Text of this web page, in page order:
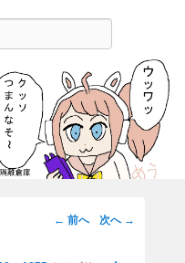
末隔離倉庫
消してくれたサイトです。
画
← 前へ 次へ →